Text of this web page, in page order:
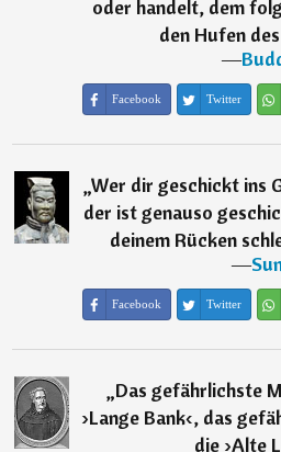
oder handelt, dem
den Hufen
―
Facebook Twitter
„Wer dir geschickt ins
der ist genauso
deinem Rücken
―
Facebook Twitter
„Das gefährlichste
›Lange Bank‹, das
die ›Alte